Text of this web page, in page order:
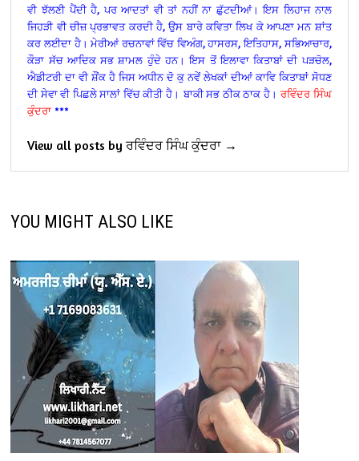
ਵੀ ਝੱਲਣੀ ਪੈਂਦੀ ਹੈ, ਪਰ ਆਦਤਾਂ ਵੀ ਤਾਂ ਨਹੀਂ ਨਾ ਛੁੱਟਦੀਆਂ। ਇਸ ਲਿਹਾਜ ਨਾਲ
ਜਿਹੜੀ ਵੀ ਚੀਜ਼ ਪ੍ਰਭਾਵਤ ਕਰਦੀ ਹੈ, ਉਸ ਬਾਰੇ ਕਵਿਤਾ ਲਿਖ ਕੇ ਆਪਣਾ ਮਨ ਸ਼ਾਂਤ
ਕਰ ਲਈਦਾ ਹੈ। ਮੇਰੀਆਂ ਰਚਨਾਵਾਂ ਵਿੱਚ ਵਿਅੰਗ, ਹਾਸਰਸ, ਇਤਿਹਾਸ, ਸਭਿਆਚਾਰ,
ਕੌੜਾ ਸੱਚ ਆਦਿਕ ਸਭ ਸ਼ਾਮਲ ਹੁੰਦੇ ਹਨ। ਇਸ ਤੋਂ ਇਲਾਵਾ ਕਿਤਾਬਾਂ ਦੀ ਪੜਚੋਲ,
ਐਡੀਟਰੀ ਦਾ ਵੀ ਸ਼ੌਂਕ ਹੈ ਜਿਸ ਅਧੀਨ ਦੋ ਕੁ ਨਵੇਂ ਲੇਖਕਾਂ ਦੀਆਂ ਕਾਵਿ ਕਿਤਾਬਾਂ ਸੋਧਣ
ਦੀ ਸੇਵਾ ਵੀ ਪਿਛਲੇ ਸਾਲਾਂ ਵਿੱਚ ਕੀਤੀ ਹੈ। ਬਾਕੀ ਸਭ ਠੀਕ ਠਾਕ ਹੈ। ਰਵਿੰਦਰ ਸਿੰਘ
ਕੁੰਦਰਾ ***
View all posts by ਰਵਿੰਦਰ ਸਿੰਘ ਕੁੰਦਰਾ →
YOU MIGHT ALSO LIKE